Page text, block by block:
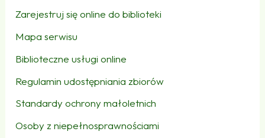
Zarejestruj się online do biblioteki
Mapa serwisu
Biblioteczne usługi online
Regulamin udostępniania zbiorów
Standardy ochrony małoletnich
Osoby z niepełnosprawnościami